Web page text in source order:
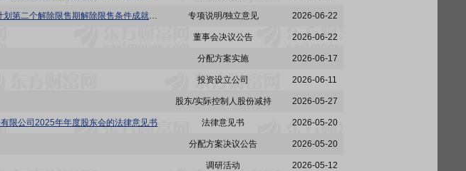
威贸电子:独立董事专门会议关于2024年限制性股票激励计划第二个解除限售期解除限售条件成就事项的核查意见 专项说明/独立意见 2026-06-22
董事会决议公告 2026-06-22
分配方案实施 2026-06-17
投资设立公司 2026-06-11
股东/实际控制人股份减持 2026-05-27
限公司2025年年度股东会的法律意见书 法律意见书 2026-05-20
分配方案决议公告 2026-05-20
调研活动 2026-05-12